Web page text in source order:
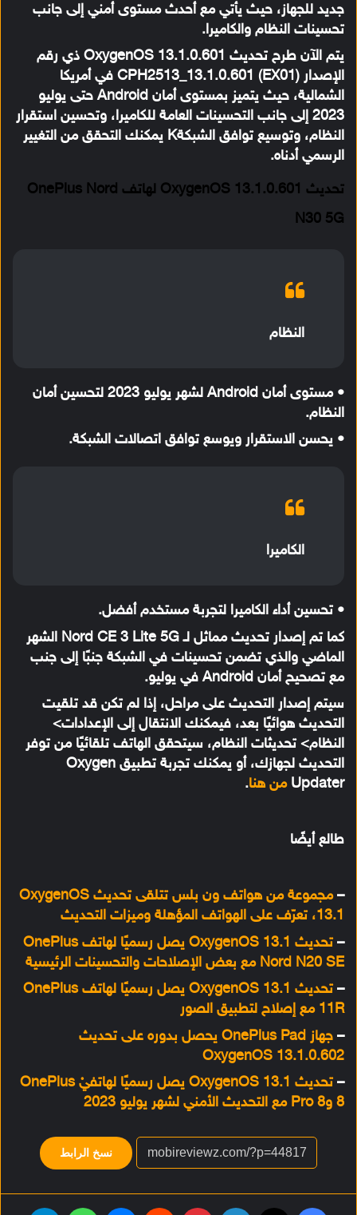
جديد للجهاز، حيث يأتي مع أحدث مستوى أمني إلى جانب
تحسينات النظام والكاميرا.
يتم الآن طرح تحديث OxygenOS 13.1.0.601 ذي رقم
الإصدار CPH2513_13.1.0.601 (EX01) في أمريكا
الشمالية، حيث يتميز بمستوى أمان Android حتى يوليو
2023 إلى جانب التحسينات العامة للكاميرا، وتحسين استقرار
النظام، وتوسيع توافق الشبكةK يمكنك التحقق من التغيير
الرسمي أدناه.
تحديث OxygenOS 13.1.0.601 لهاتف OnePlus Nord
N30 5G
النظام
• مستوى أمان Android لشهر يوليو 2023 لتحسين أمان
النظام.
• يحسن الاستقرار ويوسع توافق اتصالات الشبكة.
الكاميرا
• تحسين أداء الكاميرا لتجربة مستخدم أفضل.
كما تم إصدار تحديث مماثل لـ Nord CE 3 Lite 5G الشهر
الماضي والذي تضمن تحسينات في الشبكة جنبًا إلى جنب
مع تصحيح أمان Android في يوليو.
سيتم إصدار التحديث على مراحل، إذا لم تكن قد تلقيت
التحديث هوائيًا بعد، فيمكنك الانتقال إلى الإعدادات>
النظام> تحديثات النظام، سيتحقق الهاتف تلقائيًا من توفر
التحديث لجهازك، أو يمكنك تجربة تطبيق Oxygen
Updater من هنا.
طالع أيضًا
–
مجموعة من هواتف ون بلس تتلقى تحديث OxygenOS
13.1، تعرّف على الهواتف المؤهلة وميزات التحديث
–
تحديث OxygenOS 13.1 يصل رسميًا لهاتف OnePlus
Nord N20 SE مع بعض الإصلاحات والتحسينات الرئيسية
–
تحديث OxygenOS 13.1 يصل رسميًا لهاتف OnePlus
11R مع إصلاح لتطبيق الصور
–
جهاز OnePlus Pad يحصل بدوره على تحديث
OxygenOS 13.1.0.602
–
تحديث OxygenOS 13.1 يصل رسميًا لهاتفيْ OnePlus
8 و8 Pro مع التحديث الأمني لشهر يوليو 2023
نسخ الرابط